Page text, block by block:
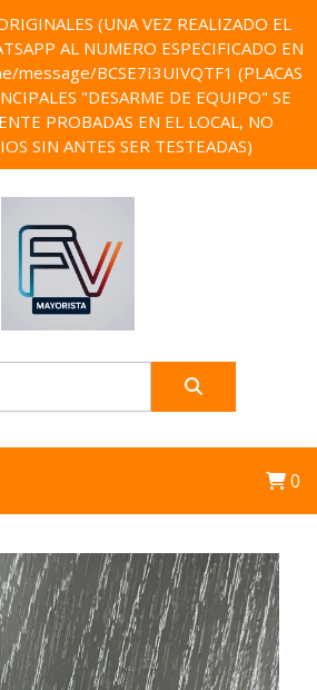
(UNA VEZ REALIZADO EL
AL NUMERO ESPECIFICADO EN
message/BCSE7I3UIVQTF1 (PLACAS
"DESARME DE EQUIPO" SE
PROBADAS EN EL LOCAL, NO
SIN ANTES SER TESTEADAS)
0